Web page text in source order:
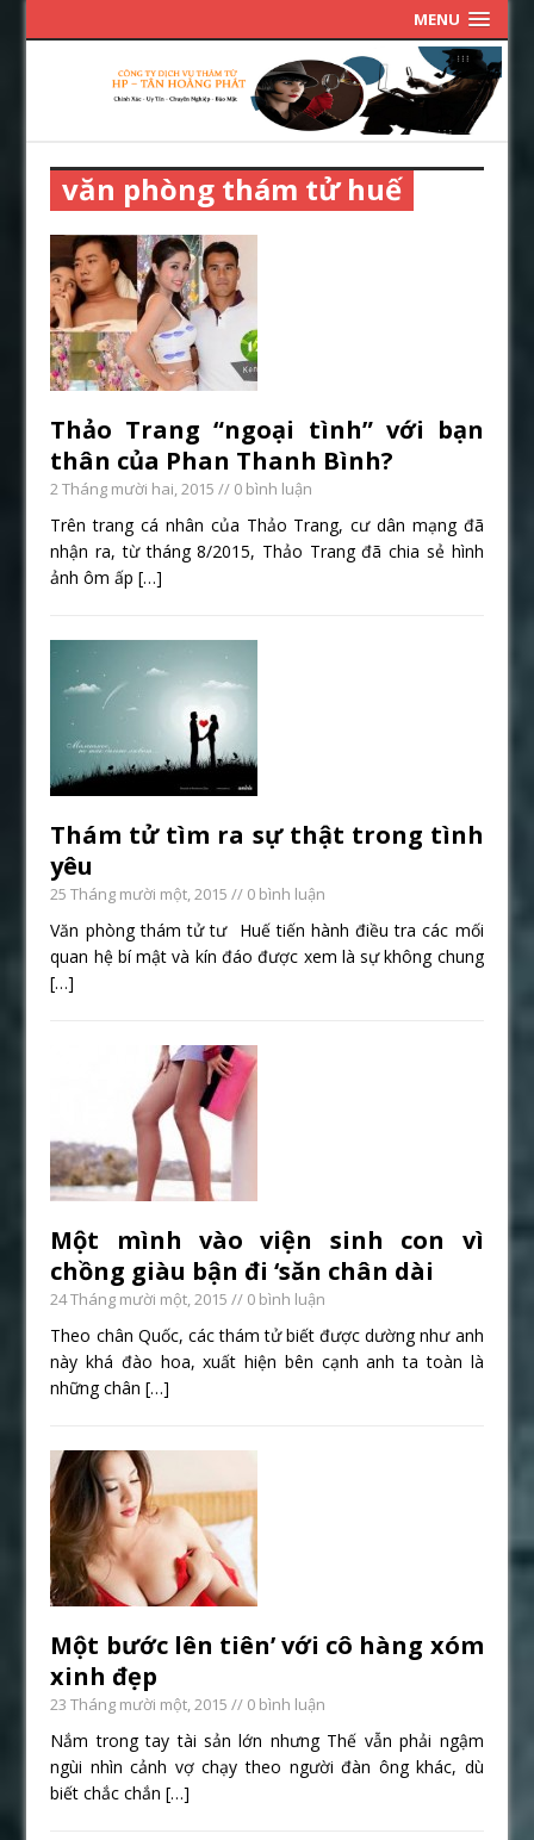
MENU
văn phòng thám tử huế
Thảo Trang “ngoại tình” với bạn
thân của Phan Thanh Bình?
2 Tháng mười hai, 2015 // 0 bình luận
Trên trang cá nhân của Thảo Trang, cư dân mạng đã
nhận ra, từ tháng 8/2015, Thảo Trang đã chia sẻ hình
ảnh ôm ấp[…]
Thám tử tìm ra sự thật trong tình
yêu
25 Tháng mười một, 2015 // 0 bình luận
Văn phòng thám tử tư Huế tiến hành điều tra các mối
quan hệ bí mật và kín đáo được xem là sự không chung
[…]
Một mình vào viện sinh con vì
chồng giàu bận đi ‘săn chân dài
24 Tháng mười một, 2015 // 0 bình luận
Theo chân Quốc, các thám tử biết được dường như anh
này khá đào hoa, xuất hiện bên cạnh anh ta toàn là
những chân[…]
Một bước lên tiên’ với cô hàng xóm
xinh đẹp
23 Tháng mười một, 2015 // 0 bình luận
Nắm trong tay tài sản lớn nhưng Thế vẫn phải ngậm
ngùi nhìn cảnh vợ chạy theo người đàn ông khác, dù
biết chắc chắn[…]